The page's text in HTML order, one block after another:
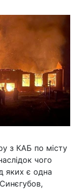
з КАБ по місту
чого
яких є одна